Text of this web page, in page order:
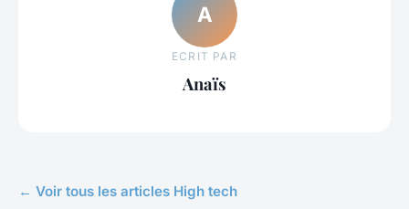
A
ECRIT PAR
Anaïs
← Voir tous les articles High tech